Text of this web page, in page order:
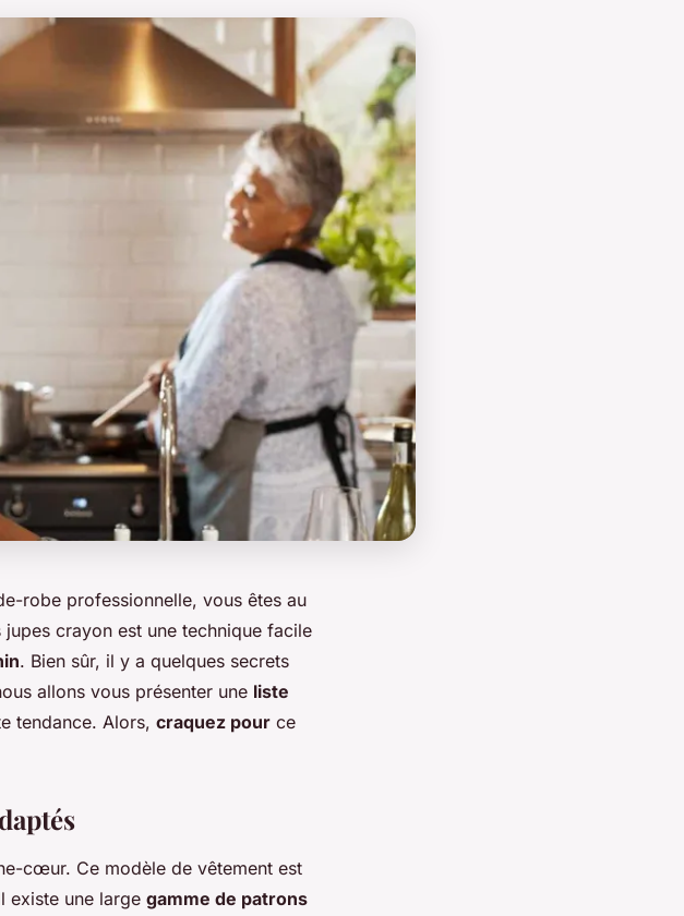
robe professionnelle, vous êtes au
crayon est une technique facile
. Bien sûr, il y a quelques secrets
allons vous présenter une liste
tendance. Alors, craquez pour ce
cœur. Ce modèle de vêtement est
existe une large gamme de patrons